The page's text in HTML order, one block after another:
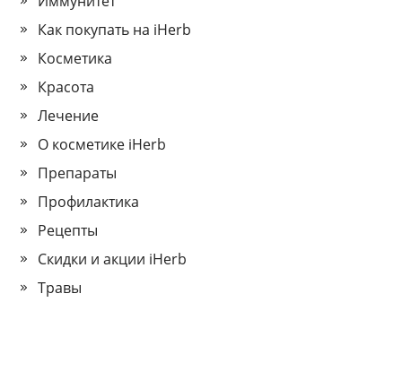
Как покупать на iHerb
Косметика
Красота
Лечение
О косметике iHerb
Препараты
Профилактика
Рецепты
Скидки и акции iHerb
Травы